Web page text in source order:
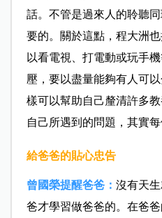
話。不管是過來人的聆聽
要的。關於這點，程大洲
以看電視、打電動或玩手
壓，要以盡量能夠有人可
樣可以幫助自己釐清許多
自己所遇到的問題，其實每
給爸爸的貼心忠告
曾國榮提醒爸爸： 沒有天
爸才學習做爸爸的。在爸